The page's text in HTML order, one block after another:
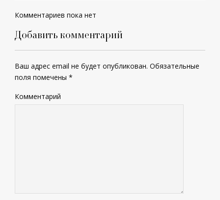
Комментариев пока нет
Добавить комментарий
Ваш адрес email не будет опубликован. Обязательные
поля помечены *
Комментарий